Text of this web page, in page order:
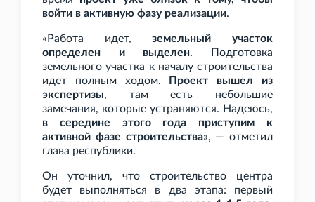
войти в активную фазу реализации.
«Работа идет,земельный участок
определен и выделен. Подготовка
земельного участка к началу строительства
идет полным ходом.
Проект вышел из
экспертизы, там есть небольшие
замечания, которые устраняются. Надеюсь,
в середине этого года приступим к
активной фазе строительства», — отметил
глава республики.
Он уточнил, что строительство центра
будет выполняться в два этапа: первый